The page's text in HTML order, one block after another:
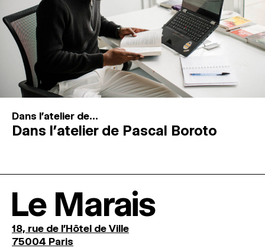
Dans l'atelier de...
Dans l’atelier de Pascal Boroto
Le Marais
18, rue de l'Hôtel de Ville
75004 Paris